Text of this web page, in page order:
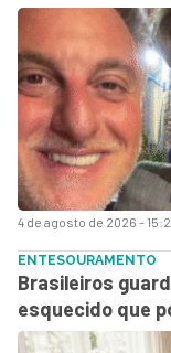
4 de agosto de 2026 -
ENTESOURAMENTO
Brasileiros
esquecido que